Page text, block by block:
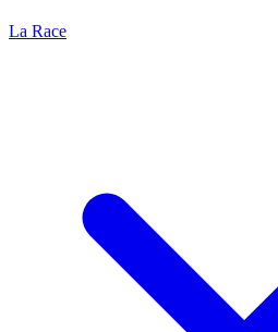
La Race